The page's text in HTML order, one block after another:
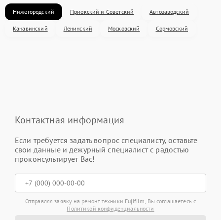
Нижегородский Приокский и Советский Автозаводский
Канавинский Ленинский Московский Сормовский
Контактная информация
Если требуется задать вопрос специалисту, оставьте
свои данные и дежурный специалист с радостью
проконсультирует Вас!
Отправляя заявку на ремонт техники Fujifilm, Вы соглашаетесь с
Политикой конфиденциальности